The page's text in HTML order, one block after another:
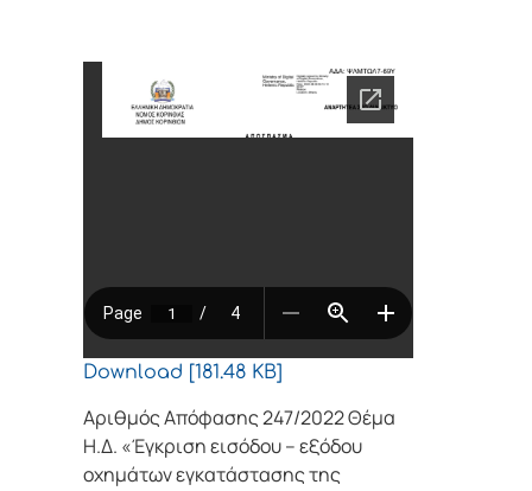
Download [181.48 KB]
Αριθμός Απόφασης 247/2022 Θέμα
Η.Δ. «Έγκριση εισόδου – εξόδου
οχημάτων εγκατάστασης της